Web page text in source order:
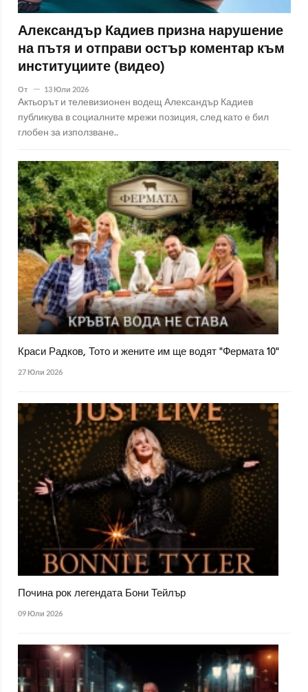
Александър Кадиев призна нарушение
на пътя и отправи остър коментар към
институциите (видео)
От 13 Юли 2026
Актьорът и телевизионен водещ Александър Кадиев
публикува в социалните мрежи позиция, след като е бил
глобен за използване..
Краси Радков, Тото и жените им ще водят "Фермата 10"
27 Юли 2026
Почина рок легендата Бони Тейлър
09 Юли 2026